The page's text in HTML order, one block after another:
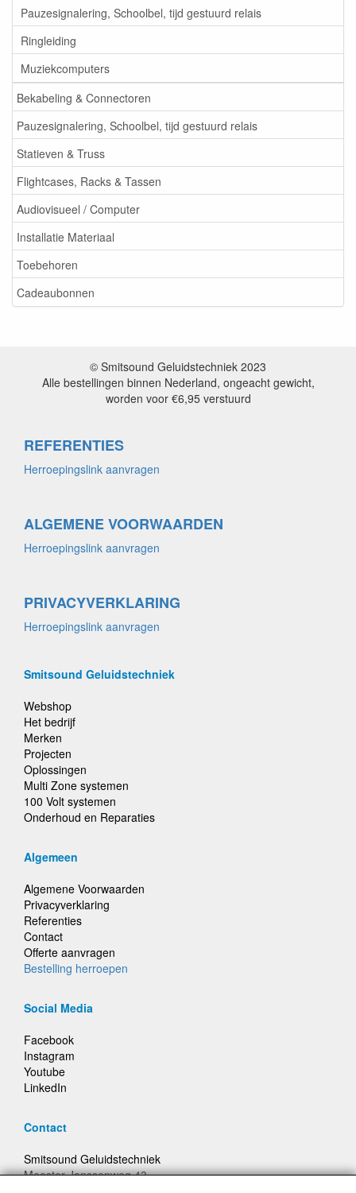
Pauzesignalering, Schoolbel, tijd gestuurd relais
Ringleiding
Muziekcomputers
Bekabeling & Connectoren
Pauzesignalering, Schoolbel, tijd gestuurd relais
Statieven & Truss
Flightcases, Racks & Tassen
Audiovisueel / Computer
Installatie Materiaal
Toebehoren
Cadeaubonnen
© Smitsound Geluidstechniek 2023
Alle bestellingen binnen Nederland, ongeacht gewicht,
worden voor €6,95 verstuurd
REFERENTIES
Herroepingslink aanvragen
ALGEMENE VOORWAARDEN
Herroepingslink aanvragen
PRIVACYVERKLARING
Herroepingslink aanvragen
Smitsound Geluidstechniek
Webshop
Het bedrijf
Merken
Projecten
Oplossingen
Multi Zone systemen
100 Volt systemen
Onderhoud en Reparaties
Algemeen
Algemene Voorwaarden
Privacyverklaring
Referenties
Contact
Offerte aanvragen
Bestelling herroepen
Social Media
Facebook
Instagram
Youtube
LinkedIn
Contact
Smitsound Geluidstechniek
Meester Janssenweg 43